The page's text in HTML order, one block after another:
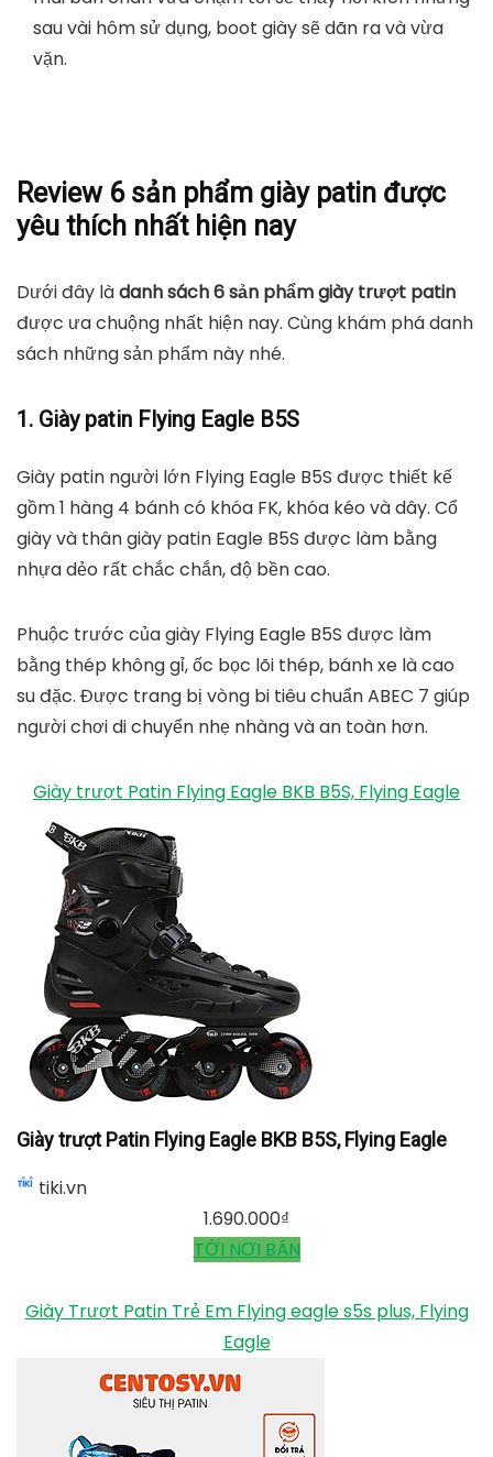
Nên lựa chọn đôi giày patin có cấu tạo dễ tháo lắp
các điểm nối, dễ dàng thay thế và sửa chữa các bộ
phận trên khi cần thiết. Vì khi hoạt động thể thao
Chọn size giày patin:
lên hoặc đi thoải mái. Nhưng khi vận động môn này
chủ yếu vào đôi giày, nếu chọn rộng quá khiến lẳng
chân và không an toàn khi sử dụng. Vì vậy, bạn nên
mũi bàn chân vừa chạm tới sẽ thấy hơi kích nhưng
vặn.
Review 6 sản phẩm giày patin được
yêu thích nhất hiện nay
Dưới đây làdanh sách 6 sản phẩm giày trượt patin
sách những sản phẩm này nhé.
1. Giày patin Flying Eagle B5S
Giày patin người lớn Flying Eagle B5S được thiết kế
gồm 1 hàng 4 bánh có khóa FK, khóa kéo và dây. Cổ
giày và thân giày patin Eagle B5S được làm bằng
nhựa dẻo rất chắc chắn, độ bền cao.
Phuộc trước của giày Flying Eagle B5S được làm
bằng thép không gỉ, ốc bọc lõi thép, bánh xe là cao
su đặc. Được trang bị vòng bi tiêu chuẩn ABEC 7 giúp
người chơi di chuyển nhẹ nhàng và an toàn hơn.
Giày trượt Patin Flying Eagle BKB B5S, Flying Eagle